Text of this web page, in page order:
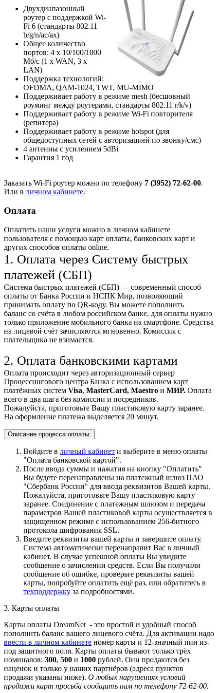
Двухдиапазонный
роутер с поддержкой Wi-
Fi 6 (стандарты 802.11
b/g/n/ac/ax)
Общее количество
портов: 4 х 10/100/1000
Мб/с (1 x WAN, 3 x
LAN)
Поддержка технологий:
OFDMA, QAM-1024, TWT, MU-MIMO
Поддерживает работу в режиме mesh (бесшовный
роуминг между роутерами, стандарты 802.11 r/k/v)
Поддерживает работу в режиме Wi-Fi повторителя
(репитера)
Поддерживает работу в режиме hotspot (для
общедоступных сетей с авторизацией по звонку/смс)
4 антенны с усилением 5dBi
Гарантия 1 год
Заказать Wi-Fi роутер можно по телефону 7 (3952) 72-62-00.
Или в личном кабинете.
Оплата
Оплатить наши услуги можно в личном кабинете
пользователя с помощью карт оплаты, банковских карт и
других способов оплаты online.
1. Оплата через Систему быстрых
платежей (СБП)
Система быстрых платежей (СБП) — современный способ
оплаты от Банка России и НСПК Мир, позволяющий
принимать оплату по QR-коду. Вы можете пополнить
баланс со счёта в любом российском банке, для оплаты нужно
только приложение мобильного банка на смартфоне. Средства
на лицевой счёт зачисляются мгновенно. Комиссия с
плательщика не взимается.
2. Оплата банковскими картами
Оплата происходит через авторизационный сервер
Процессингового центра Банка с использованием карт
платёжных систем Visa, MasterCard, Maestro и МИР. Оплата
всего в два шага без комиссии и посредников.
Пожалуйста, приготовьте Вашу пластиковую карту заранее.
На оформление платежа выделяется 20 минут.
Описание процесса оплаты:
Войдите в личный кабинет и выберите в меню оплаты
"Оплата банковской картой".
После ввода суммы и нажатия на кнопку "Оплатить"
Вы будете перенаправлены на платежный шлюз ПАО
"Сбербанк России" для ввода реквизитов Вашей карты.
Пожалуйста, приготовьте Вашу пластиковую карту
заранее. Соединение с платежным шлюзом и передача
параметров Вашей пластиковой карты осуществляется в
защищенном режиме с использованием 256-битного
протокола шифрования SSL.
Введите реквизиты вашей карты и завершите оплату.
Система автоматически перенаправит Вас в личный
кабинет. В случае успешной оплаты Вы увидите
сообщение о зачислении средств. Если Вы получили
сообщение об ошибке, проверьте реквизиты вашей
карты, попробуйте оплатить ещё раз, или обратитесь в
техподдержку за подробностями.
3. Карты оплаты
Карты оплаты DreamNet - это простой и удобный способ
пополнить баланс вашего лицевого счёта. Для активации надо
ввести в личном кабинете номер карты и 12-значный пин из-
под защитного поля. Карты оплаты бывают только трёх
номиналов: 300, 500 и 1000 рублей. Они продаются без
наценок и только у наших партнёров (адреса пунктов
продажи указаны ниже). О любых нарушениях условий
продажи карт просьба сообщить нам по телефону 72-62-00.